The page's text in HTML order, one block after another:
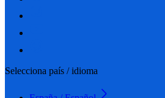
Selecciona país / idioma